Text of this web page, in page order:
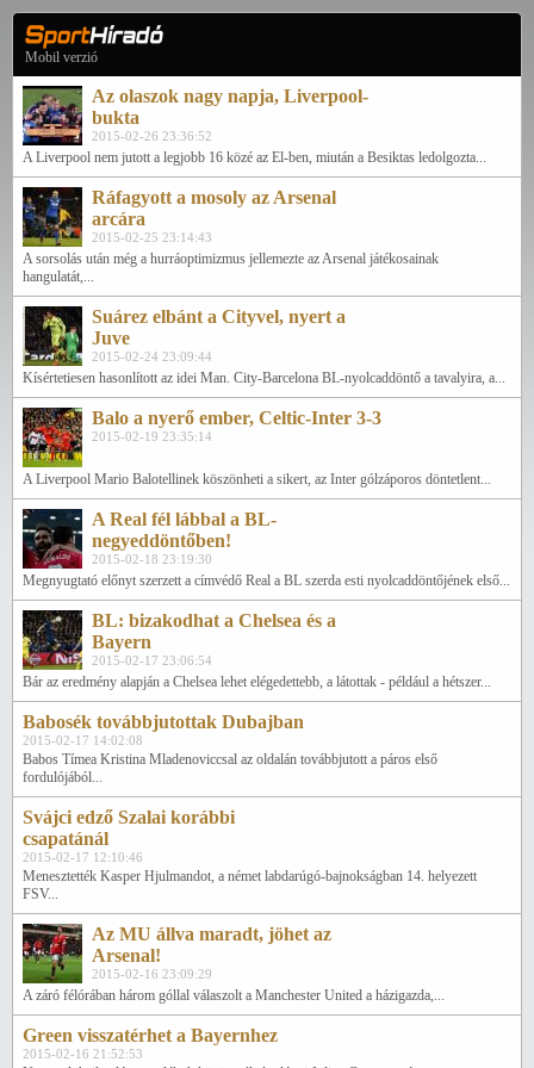
Mobil verzió
Az olaszok nagy napja, Liverpool-
bukta
2015-02-26 23:36:52
A Liverpool nem jutott a legjobb 16 közé az El-ben, miután a Besiktas ledolgozta...
Ráfagyott a mosoly az Arsenal
arcára
2015-02-25 23:14:43
A sorsolás után még a hurráoptimizmus jellemezte az Arsenal játékosainak
hangulatát,...
Suárez elbánt a Cityvel, nyert a
Juve
2015-02-24 23:09:44
Kísértetiesen hasonlított az idei Man. City-Barcelona BL-nyolcaddöntő a tavalyira, a...
Balo a nyerő ember, Celtic-Inter 3-3
2015-02-19 23:35:14
A Liverpool Mario Balotellinek köszönheti a sikert, az Inter gólzáporos döntetlent...
A Real fél lábbal a BL-
negyeddöntőben!
2015-02-18 23:19:30
Megnyugtató előnyt szerzett a címvédő Real a BL szerda esti nyolcaddöntőjének első...
BL: bizakodhat a Chelsea és a
Bayern
2015-02-17 23:06:54
Bár az eredmény alapján a Chelsea lehet elégedettebb, a látottak - például a hétszer...
Babosék továbbjutottak Dubajban
2015-02-17 14:02:08
Babos Tímea Kristina Mladenoviccsal az oldalán továbbjutott a páros első
fordulójából...
Svájci edző Szalai korábbi
csapatánál
2015-02-17 12:10:46
Menesztették Kasper Hjulmandot, a német labdarúgó-bajnokságban 14. helyezett
FSV...
Az MU állva maradt, jöhet az
Arsenal!
2015-02-16 23:09:29
A záró félórában három góllal válaszolt a Manchester United a házigazda,...
Green visszatérhet a Bayernhez
2015-02-16 21:52:53